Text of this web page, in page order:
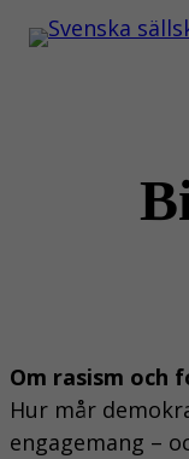
Hoppa
till
Om rasism och
Hur mår
engagemang –